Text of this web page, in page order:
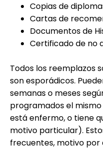
Copias de
Cartas de
Documentos de
Certificado de no
Todos los reemplazos
son esporádicos.
semanas o meses
programados el
está enfermo, o tiene
motivo particular).
frecuentes, motivo por